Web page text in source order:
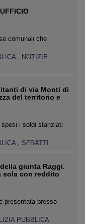
comunali che
, NOTIZIE
di via Monti di
del territorio e
spesi i soldi stanziati
, SFRATTI
giunta Raggi.
sola con reddito
presentata presso
PUBBLICA